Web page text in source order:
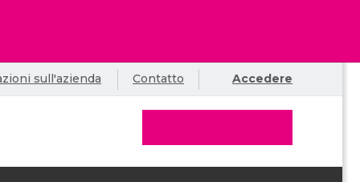
sull'azienda Contatto Accedere